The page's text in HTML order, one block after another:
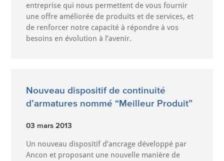
entreprise qui nous permettent de vous fournir
une offre améliorée de produits et de services, et
de renforcer notre capacité à répondre à vos
besoins en évolution à l’avenir.
Nouveau dispositif de continuité
d’armatures nommé “Meilleur Produit”
03 mars 2013
Un nouveau dispositif d’ancrage développé par
Ancon et proposant une nouvelle manière de